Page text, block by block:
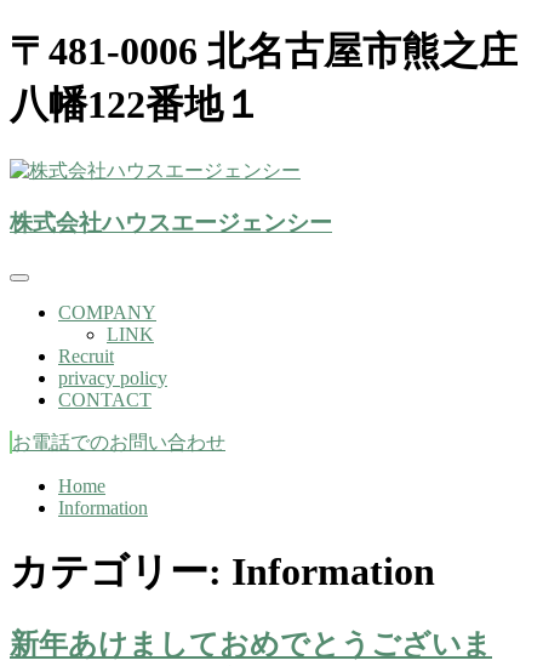
〒481-0006 北名古屋市熊之庄
八幡122番地１
株式会社ハウスエージェンシー
株式会社ハウスエージェンシー
COMPANY
LINK
Recruit
privacy policy
CONTACT
お電話でのお問い合わせ
Home
Information
カテゴリー: Information
新年あけましておめでとうございま